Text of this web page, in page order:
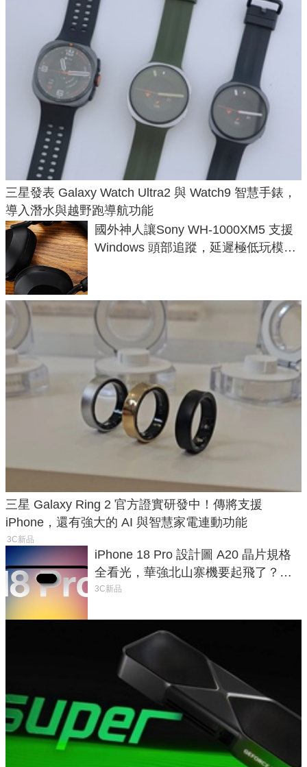
三星發表 Galaxy Watch Ultra2 與 Watch9 智慧手錶，
導入潛水與越野跑導航功能
國外神人讓Sony WH-1000XM5 支援
Windows 頭部追蹤，延遲極低玩模擬
三星 Galaxy Ring 2 官方證實研發中！傳將支援
iPhone，還有強大的 AI 與智慧家電連動功能
3C新品
iPhone 18 Pro 設計圖 A20 晶片規格
全看光，華強北山寨機要起飛了？專
家曝山寨機無法復刻兩大關鍵
3C新品